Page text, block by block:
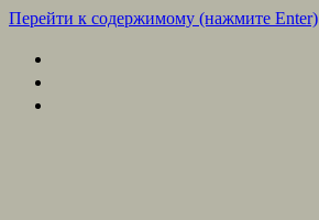
Перейти к содержимому (нажмите Enter)